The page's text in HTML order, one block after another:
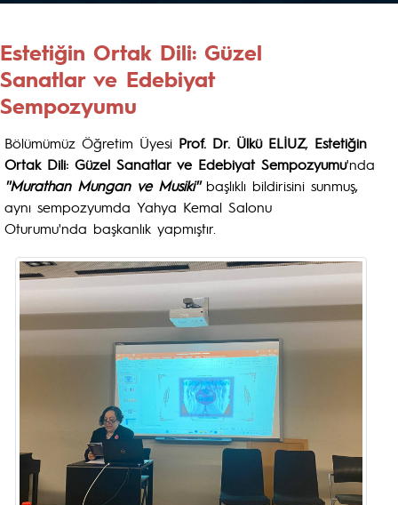
Estetiğin Ortak Dili: Güzel
Sanatlar ve Edebiyat
Sempozyumu
Bölümümüz Öğretim Üyesi Prof. Dr. Ülkü ELİUZ, Estetiğin
Ortak Dili: Güzel Sanatlar ve Edebiyat Sempozyumu'nda
''Murathan Mungan ve Musiki''başlıklı bildirisini sunmuş,
aynı sempozyumda Yahya Kemal Salonu
Oturumu'nda başkanlık yapmıştır.